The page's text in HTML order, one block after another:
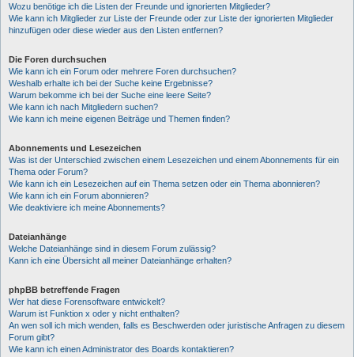
Wozu benötige ich die Listen der Freunde und ignorierten Mitglieder?
Wie kann ich Mitglieder zur Liste der Freunde oder zur Liste der ignorierten Mitglieder
hinzufügen oder diese wieder aus den Listen entfernen?
Die Foren durchsuchen
Wie kann ich ein Forum oder mehrere Foren durchsuchen?
Weshalb erhalte ich bei der Suche keine Ergebnisse?
Warum bekomme ich bei der Suche eine leere Seite?
Wie kann ich nach Mitgliedern suchen?
Wie kann ich meine eigenen Beiträge und Themen finden?
Abonnements und Lesezeichen
Was ist der Unterschied zwischen einem Lesezeichen und einem Abonnements für ein
Thema oder Forum?
Wie kann ich ein Lesezeichen auf ein Thema setzen oder ein Thema abonnieren?
Wie kann ich ein Forum abonnieren?
Wie deaktiviere ich meine Abonnements?
Dateianhänge
Welche Dateianhänge sind in diesem Forum zulässig?
Kann ich eine Übersicht all meiner Dateianhänge erhalten?
phpBB betreffende Fragen
Wer hat diese Forensoftware entwickelt?
Warum ist Funktion x oder y nicht enthalten?
An wen soll ich mich wenden, falls es Beschwerden oder juristische Anfragen zu diesem
Forum gibt?
Wie kann ich einen Administrator des Boards kontaktieren?